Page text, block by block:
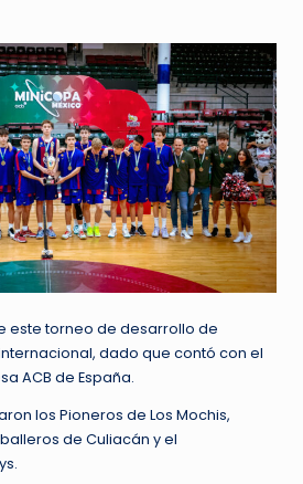
este torneo de desarrollo de
dado que contó con el
ACB de España.
los Pioneros de Los Mochis,
de Culiacán y el